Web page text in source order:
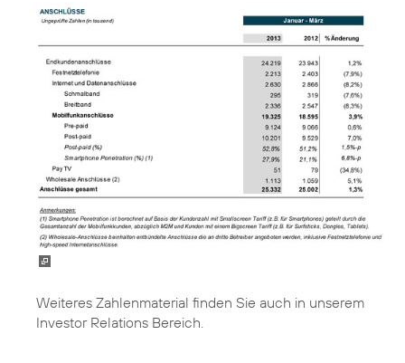
Weiteres Zahlenmaterial finden Sie auch in unserem
Investor Relations Bereich.